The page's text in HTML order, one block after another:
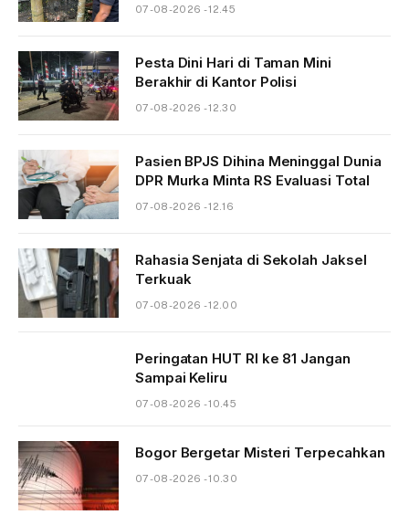
07-08-2026 - 12.45
Pesta Dini Hari di Taman Mini
Berakhir di Kantor Polisi
07-08-2026 - 12.30
Pasien BPJS Dihina Meninggal Dunia
DPR Murka Minta RS Evaluasi Total
07-08-2026 - 12.16
Rahasia Senjata di Sekolah Jaksel
Terkuak
07-08-2026 - 12.00
Peringatan HUT RI ke 81 Jangan
Sampai Keliru
07-08-2026 - 10.45
Bogor Bergetar Misteri Terpecahkan
07-08-2026 - 10.30